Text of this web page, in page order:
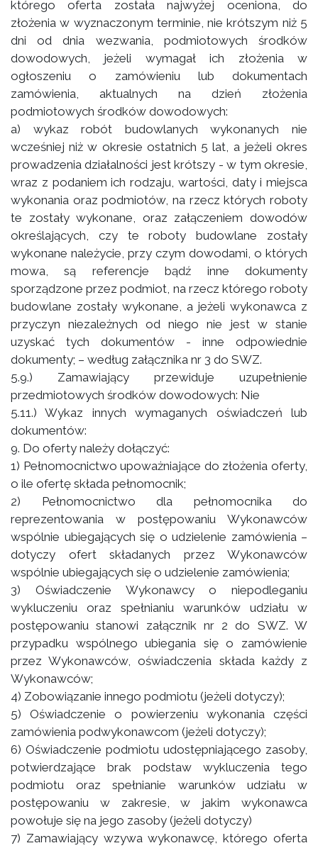
którego oferta została najwyżej oceniona, do
złożenia w wyznaczonym terminie, nie krótszym niż 5
dni od dnia wezwania, podmiotowych środków
dowodowych, jeżeli wymagał ich złożenia w
ogłoszeniu o zamówieniu lub dokumentach
zamówienia, aktualnych na dzień złożenia
podmiotowych środków dowodowych:
a) wykaz robót budowlanych wykonanych nie
wcześniej niż w okresie ostatnich 5 lat, a jeżeli okres
prowadzenia działalności jest krótszy - w tym okresie,
wraz z podaniem ich rodzaju, wartości, daty i miejsca
wykonania oraz podmiotów, na rzecz których roboty
te zostały wykonane, oraz załączeniem dowodów
określających, czy te roboty budowlane zostały
wykonane należycie, przy czym dowodami, o których
mowa, są referencje bądź inne dokumenty
sporządzone przez podmiot, na rzecz którego roboty
budowlane zostały wykonane, a jeżeli wykonawca z
przyczyn niezależnych od niego nie jest w stanie
uzyskać tych dokumentów - inne odpowiednie
dokumenty; – według załącznika nr 3 do SWZ.
5.9.) Zamawiający przewiduje uzupełnienie
przedmiotowych środków dowodowych: Nie
5.11.) Wykaz innych wymaganych oświadczeń lub
dokumentów:
9. Do oferty należy dołączyć:
1) Pełnomocnictwo upoważniające do złożenia oferty,
o ile ofertę składa pełnomocnik;
2) Pełnomocnictwo dla pełnomocnika do
reprezentowania w postępowaniu Wykonawców
wspólnie ubiegających się o udzielenie zamówienia –
dotyczy ofert składanych przez Wykonawców
wspólnie ubiegających się o udzielenie zamówienia;
3) Oświadczenie Wykonawcy o niepodleganiu
wykluczeniu oraz spełnianiu warunków udziału w
postępowaniu stanowi załącznik nr 2 do SWZ. W
przypadku wspólnego ubiegania się o zamówienie
przez Wykonawców, oświadczenia składa każdy z
Wykonawców;
4) Zobowiązanie innego podmiotu (jeżeli dotyczy);
5) Oświadczenie o powierzeniu wykonania części
zamówienia podwykonawcom (jeżeli dotyczy);
6) Oświadczenie podmiotu udostępniającego zasoby,
potwierdzające brak podstaw wykluczenia tego
podmiotu oraz spełnianie warunków udziału w
postępowaniu w zakresie, w jakim wykonawca
powołuje się na jego zasoby (jeżeli dotyczy)
7) Zamawiający wzywa wykonawcę, którego oferta